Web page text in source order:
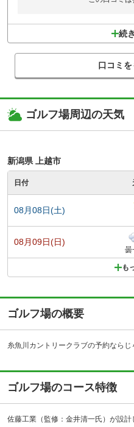
続
口コミ
ゴルフ場周辺の天気
新潟県 上越市
日付
08月08日(土)
08月09日(日)
曇
も
ゴルフ場の概要
ゴルフ場のコース特徴